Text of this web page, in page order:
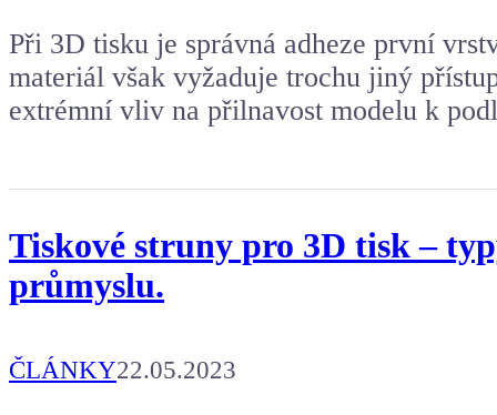
Při 3D tisku je správná adheze první
materiál však vyžaduje trochu jiný
extrémní vliv na přilnavost modelu k
Tiskové struny pro 3D tisk –
průmyslu.
ČLÁNKY22.05.2023